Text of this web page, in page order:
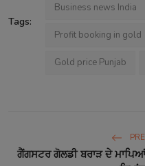
Tags:
Business news India
Profit booking in gold
Gold price Punjab
ਗੈਂਗਸਟਰ ਗੋਲਡੀ ਬਰਾੜ ਦੇ